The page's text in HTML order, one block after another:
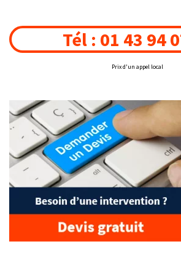
Tél : 01 43 94
Prix d'un appel local